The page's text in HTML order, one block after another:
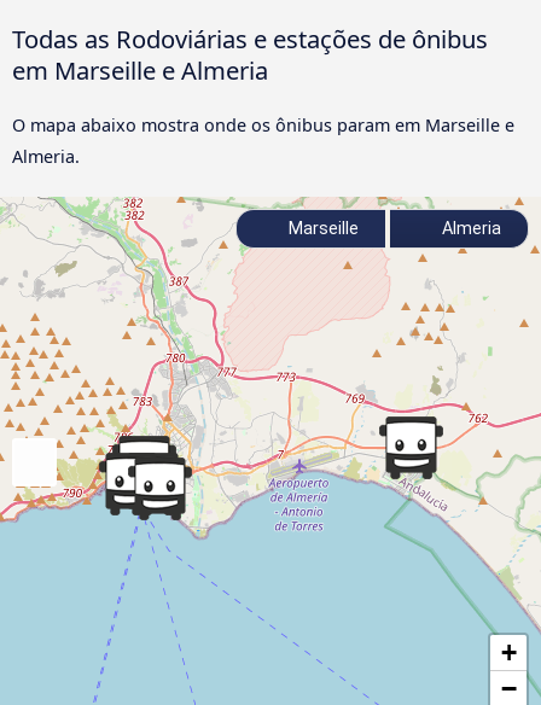
Todas as Rodoviárias e estações de ônibus
em Marseille e Almeria
O mapa abaixo mostra onde os ônibus param em Marseille e
Almeria.
+
−
Marseille Almeria